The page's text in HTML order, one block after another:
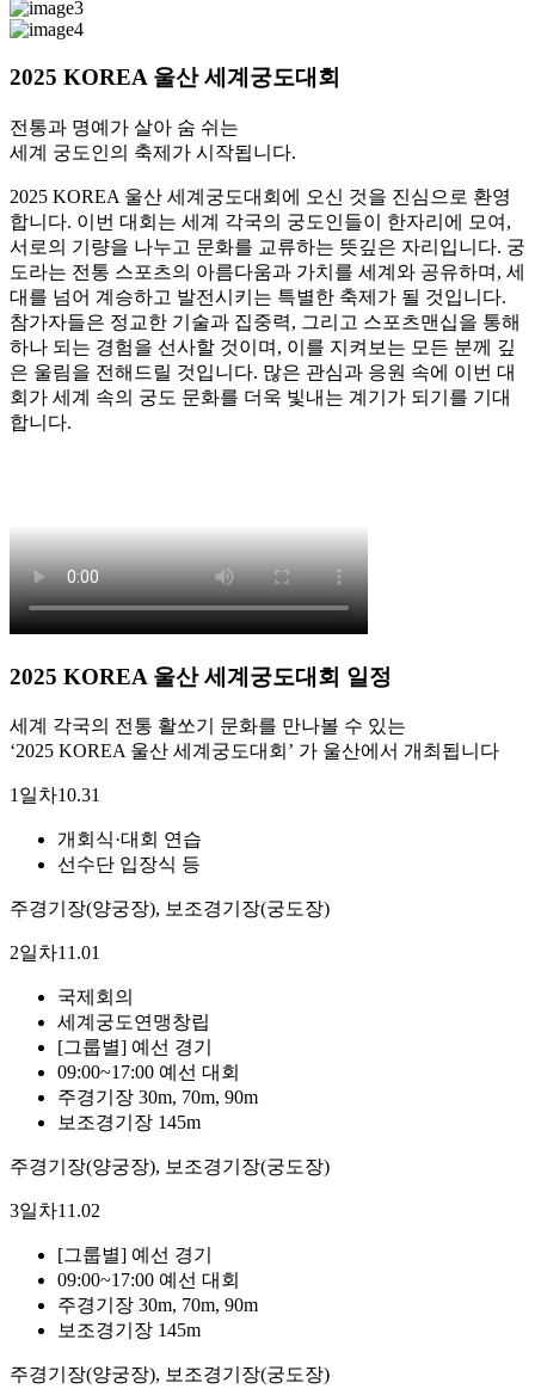
2025 KOREA 울산 세계궁도대회
전통과 명예가 살아 숨 쉬는
세계 궁도인의 축제가 시작됩니다.
2025 KOREA 울산 세계궁도대회에 오신 것을 진심으로 환영
합니다. 이번 대회는 세계 각국의 궁도인들이 한자리에 모여,
서로의 기량을 나누고 문화를 교류하는 뜻깊은 자리입니다. 궁
도라는 전통 스포츠의 아름다움과 가치를 세계와 공유하며, 세
대를 넘어 계승하고 발전시키는 특별한 축제가 될 것입니다.
참가자들은 정교한 기술과 집중력, 그리고 스포츠맨십을 통해
하나 되는 경험을 선사할 것이며, 이를 지켜보는 모든 분께 깊
은 울림을 전해드릴 것입니다. 많은 관심과 응원 속에 이번 대
회가 세계 속의 궁도 문화를 더욱 빛내는 계기가 되기를 기대
합니다.
2025 KOREA 울산 세계궁도대회 일정
세계 각국의 전통 활쏘기 문화를 만나볼 수 있는
‘2025 KOREA 울산 세계궁도대회’ 가 울산에서 개최됩니다
1일차10.31
개회식·대회 연습
선수단 입장식 등
주경기장(양궁장), 보조경기장(궁도장)
2일차11.01
국제회의
세계궁도연맹창립
[그룹별] 예선 경기
09:00~17:00 예선 대회
주경기장 30m, 70m, 90m
보조경기장 145m
주경기장(양궁장), 보조경기장(궁도장)
3일차11.02
[그룹별] 예선 경기
09:00~17:00 예선 대회
주경기장 30m, 70m, 90m
보조경기장 145m
주경기장(양궁장), 보조경기장(궁도장)